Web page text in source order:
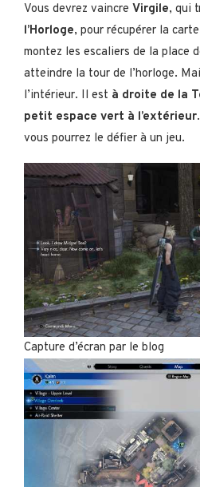
Vous devrez vaincre Virgile, qui
l’Horloge, pour récupérer la
montez les escaliers de la place
atteindre la tour de l’horloge.
l’intérieur. Il est à droite de la
petit espace vert à l’extérieur
vous pourrez le défier à un jeu.
Capture d’écran par le blog